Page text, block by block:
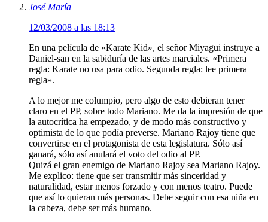
José María
12/03/2008 a las 18:13
En una película de «Karate Kid», el señor Miyagui instruye a
Daniel-san en la sabiduría de las artes marciales. «Primera
regla: Karate no usa para odio. Segunda regla: lee primera
regla».
A lo mejor me columpio, pero algo de esto debieran tener
claro en el PP, sobre todo Mariano. Me da la impresión de que
la autocrítica ha empezado, y de modo más constructivo y
optimista de lo que podía preverse. Mariano Rajoy tiene que
convertirse en el protagonista de esta legislatura. Sólo así
ganará, sólo así anulará el voto del odio al PP.
Quizá el gran enemigo de Mariano Rajoy sea Mariano Rajoy.
Me explico: tiene que ser transmitir más sinceridad y
naturalidad, estar menos forzado y con menos teatro. Puede
que así lo quieran más personas. Debe seguir con esa niña en
la cabeza, debe ser más humano.